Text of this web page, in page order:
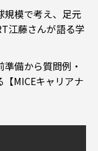
規模で考え、足元
江藤さんが語る学
備から質問例・
MICEキャリアナ